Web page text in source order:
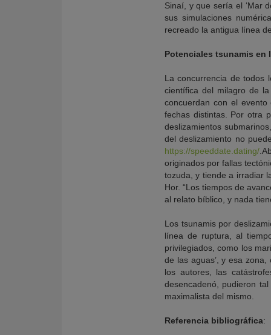
Sinaí, y que sería el ‘Mar
sus simulaciones
recreado la antigua línea
Potenciales tsunamis en
La concurrencia de todos
científica del milagro de
concuerdan con el
fechas distintas. Por otra
deslizamientos
del deslizamiento no
https://speeddate.dating/
originados por fallas
tozuda, y tiende a irradiar
Hor. “Los tiempos de
al relato bíblico, y nada
Los tsunamis por
línea de ruptura, al
privilegiados, como los
de las aguas’, y esa
los autores, las
desencadenó, pudieron
maximalista del mismo.
Referencia bibliográfica: